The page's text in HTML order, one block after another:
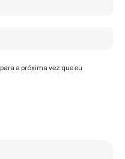
a próxima vez que eu